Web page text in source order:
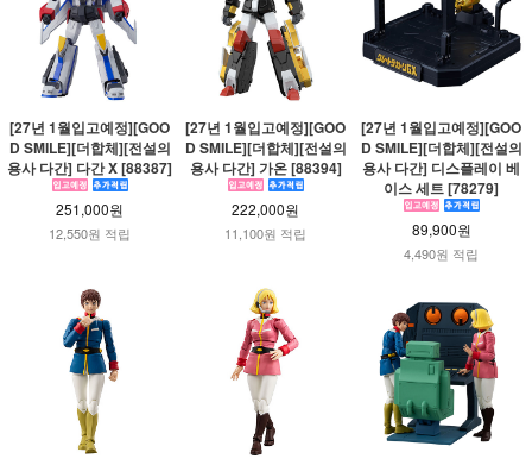
[27년 1월입고예정][GOO
D SMILE][더합체][전설의
용사 다간] 다간 X [88387]
251,000원
12,550원 적립
[27년 1월입고예정][GOO
D SMILE][더합체][전설의
용사 다간] 가온 [88394]
222,000원
11,100원 적립
[27년 1월입고예정][GOO
D SMILE][더합체][전설의
용사 다간] 디스플레이 베
이스 세트 [78279]
89,900원
4,490원 적립